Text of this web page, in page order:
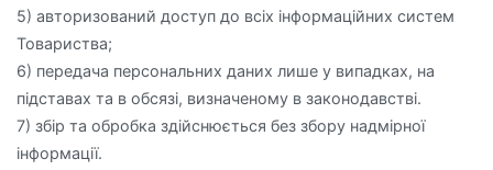
5) авторизований доступ до всіх інформаційних систем
Товариства;
6) передача персональних даних лише у випадках, на
підставах та в обсязі, визначеному в законодавстві.
7) збір та обробка здійснюється без збору надмірної
інформації.